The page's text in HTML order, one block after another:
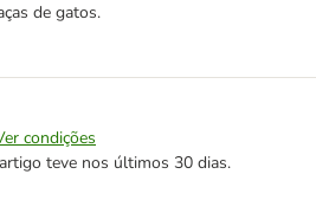
de gatos.
condições
teve nos últimos 30 dias.